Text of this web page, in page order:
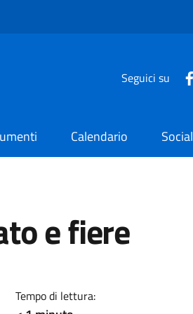
Seguici su
Calendario Social
e fiere
Tempo di lettura: